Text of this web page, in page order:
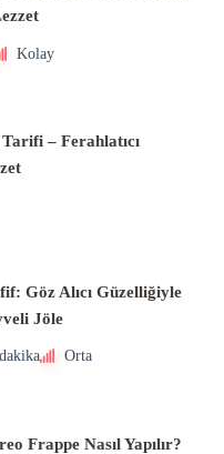
Kolay
– Ferahlatıcı
Göz Alıcı Güzelliğiyle
Jöle
Orta
Frappe Nasıl Yapılır?